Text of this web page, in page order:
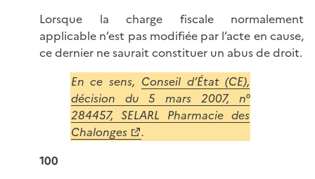
Lorsque la charge fiscale normalement
applicable n’est pas modifiée par l’acte en cause,
ce dernier ne saurait constituer un abus de droit.
En ce sens, Conseil d’État (CE),
décision du 5 mars 2007, n°
284457, SELARL Pharmacie des
Chalonges
.
100